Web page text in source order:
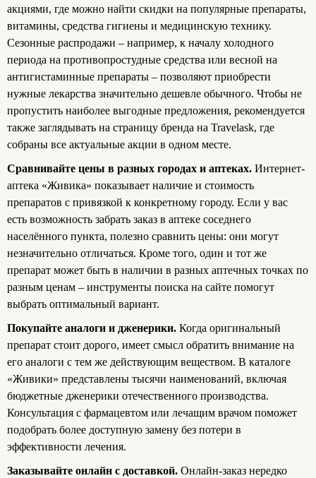
акциями, где можно найти скидки на популярные препараты,
витамины, средства гигиены и медицинскую технику.
Сезонные распродажи – например, к началу холодного
периода на противопростудные средства или весной на
антигистаминные препараты – позволяют приобрести
нужные лекарства значительно дешевле обычного. Чтобы не
пропустить наиболее выгодные предложения, рекомендуется
также заглядывать на страницу бренда на Travelask, где
собраны все актуальные акции в одном месте.
Сравнивайте цены в разных городах и аптеках. Интернет-
аптека «Живика» показывает наличие и стоимость
препаратов с привязкой к конкретному городу. Если у вас
есть возможность забрать заказ в аптеке соседнего
населённого пункта, полезно сравнить цены: они могут
незначительно отличаться. Кроме того, один и тот же
препарат может быть в наличии в разных аптечных точках по
разным ценам – инструменты поиска на сайте помогут
выбрать оптимальный вариант.
Покупайте аналоги и дженерики. Когда оригинальный
препарат стоит дорого, имеет смысл обратить внимание на
его аналоги с тем же действующим веществом. В каталоге
«Живики» представлены тысячи наименований, включая
бюджетные дженерики отечественного производства.
Консультация с фармацевтом или лечащим врачом поможет
подобрать более доступную замену без потери в
эффективности лечения.
Заказывайте онлайн с доставкой. Онлайн-заказ нередко